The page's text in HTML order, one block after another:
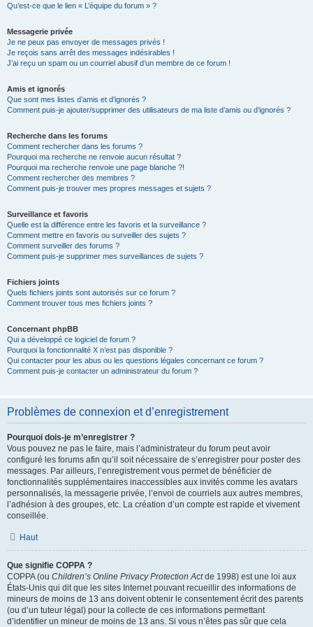
Qu’est-ce que le lien « L’équipe du forum » ?
Messagerie privée
Je ne peux pas envoyer de messages privés !
Je reçois sans arrêt des messages indésirables !
J’ai reçu un spam ou un courriel abusif d’un membre de ce forum !
Amis et ignorés
Que sont mes listes d’amis et d’ignorés ?
Comment puis-je ajouter/supprimer des utilisateurs de ma liste d’amis ou d’ignorés ?
Recherche dans les forums
Comment rechercher dans les forums ?
Pourquoi ma recherche ne renvoie aucun résultat ?
Pourquoi ma recherche renvoie une page blanche ?!
Comment rechercher des membres ?
Comment puis-je trouver mes propres messages et sujets ?
Surveillance et favoris
Quelle est la différence entre les favoris et la surveillance ?
Comment mettre en favoris ou surveiller des sujets ?
Comment surveiller des forums ?
Comment puis-je supprimer mes surveillances de sujets ?
Fichiers joints
Quels fichiers joints sont autorisés sur ce forum ?
Comment trouver tous mes fichiers joints ?
Concernant phpBB
Qui a développé ce logiciel de forum ?
Pourquoi la fonctionnalité X n’est pas disponible ?
Qui contacter pour les abus ou les questions légales concernant ce forum ?
Comment puis-je contacter un administrateur du forum ?
Problèmes de connexion et d’enregistrement
Pourquoi dois-je m’enregistrer ?
Vous pouvez ne pas le faire, mais l’administrateur du forum peut avoir
configuré les forums afin qu’il soit nécessaire de s’enregistrer pour poster des
messages. Par ailleurs, l’enregistrement vous permet de bénéficier de
fonctionnalités supplémentaires inaccessibles aux invités comme les avatars
personnalisés, la messagerie privée, l’envoi de courriels aux autres membres,
l’adhésion à des groupes, etc. La création d’un compte est rapide et vivement
conseillée.
Haut
Que signifie COPPA ?
COPPA (ou Children’s Online Privacy Protection Actde 1998) est une loi aux
États-Unis qui dit que les sites Internet pouvant recueillir des informations de
mineurs de moins de 13 ans doivent obtenir le consentement écrit des parents
(ou d’un tuteur légal) pour la collecte de ces informations permettant
d’identifier un mineur de moins de 13 ans. Si vous n’êtes pas sûr que cela